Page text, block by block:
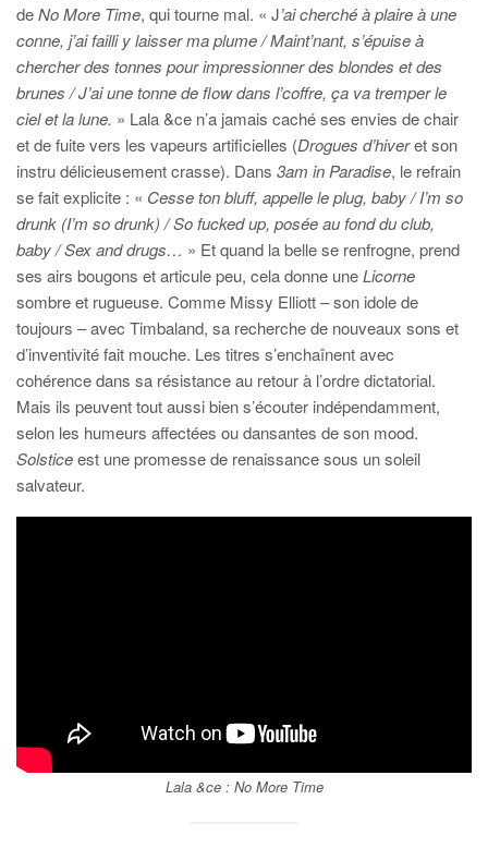
deNo More Time, qui tourne mal. « J’ai cherché à plaire à une
conne, j’ai failli y laisser ma plume / Maint’nant, s’épuise à
chercher des tonnes pour impressionner des blondes et des
brunes / J’ai une tonne de flow dans l’coffre, ça va tremper le
ciel et la lune. » Lala &ce n’a jamais caché ses envies de chair
et de fuite vers les vapeurs artificielles (Drogues d’hiveret son
instru délicieusement crasse). Dans 3am in Paradise, le refrain
se fait explicite : « Cesse ton bluff, appelle le plug, baby / I’m so
drunk (I’m so drunk) / So fucked up, posée au fond du club,
baby / Sex and drugs… » Et quand la belle se renfrogne, prend
ses airs bougons et articule peu, cela donne uneLicorne
sombre et rugueuse. Comme Missy Elliott – son idole de
toujours – avec Timbaland, sa recherche de nouveaux sons et
d’inventivité fait mouche. Les titres s’enchaînent avec
cohérence dans sa résistance au retour à l’ordre dictatorial.
Mais ils peuvent tout aussi bien s’écouter indépendamment,
selon les humeurs affectées ou dansantes de son mood.
Solsticeest une promesse de renaissance sous un soleil
salvateur.
Lala &ce : No More Time